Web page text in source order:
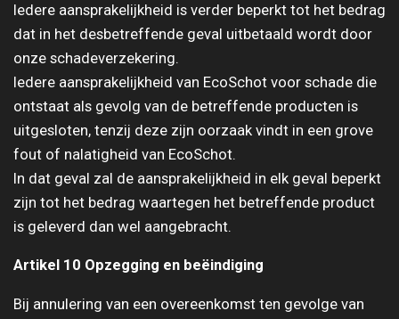
Iedere aansprakelijkheid is verder beperkt tot het bedrag
dat in het desbetreffende geval uitbetaald wordt door
onze schadeverzekering.
Iedere aansprakelijkheid van EcoSchot voor schade die
ontstaat als gevolg van de betreffende producten is
uitgesloten, tenzij deze zijn oorzaak vindt in een grove
fout of nalatigheid van EcoSchot.
In dat geval zal de aansprakelijkheid in elk geval beperkt
zijn tot het bedrag waartegen het betreffende product
is geleverd dan wel aangebracht.
Artikel 10 Opzegging en beëindiging
Bij annulering van een overeenkomst ten gevolge van